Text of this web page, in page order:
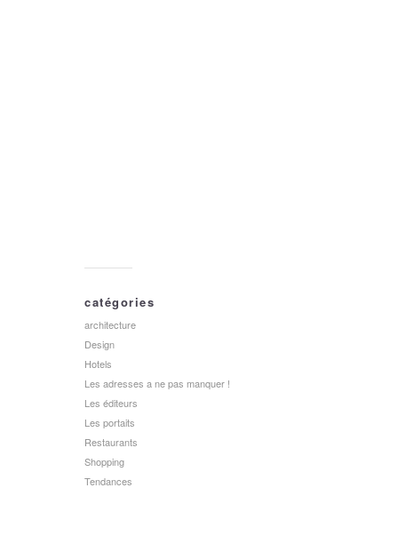
catégories
architecture
Design
Hotels
Les adresses a ne pas manquer !
Les éditeurs
Les portaits
Restaurants
Shopping
Tendances